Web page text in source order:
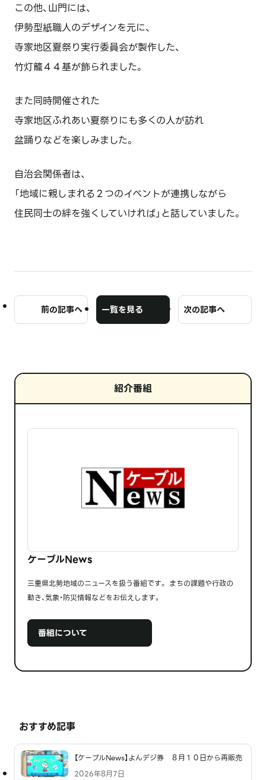
この他、山門には、
伊勢型紙職人のデザインを元に、
寺家地区夏祭り実行委員会が製作した、
竹灯籠４４基が飾られました。
また同時開催された
寺家地区ふれあい夏祭りにも多くの人が訪れ
盆踊りなどを楽しみました。
自治会関係者は、
「地域に親しまれる２つのイベントが連携しながら
住民同士の絆を強くしていければ」と話していました。
前の記事へ 一覧を見る 次の記事へ
紹介番組
ケーブルNews
三重県北勢地域のニュースを扱う番組です。 まちの課題や行政の
動き、気象・防災情報などをお伝えします。
番組について
おすすめ記事
【ケーブルNews】よんデジ券 ８月１０日から再販売
2026年8月7日